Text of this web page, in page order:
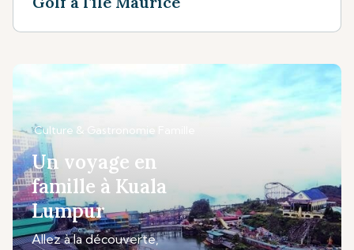
Culture & Gastronomie
Un voyage en
famille à Kuala
Lumpur
Allez à la découverte,